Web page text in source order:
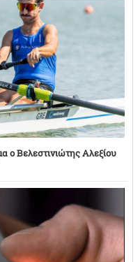
ο Βελεστινιώτης Αλεξίου